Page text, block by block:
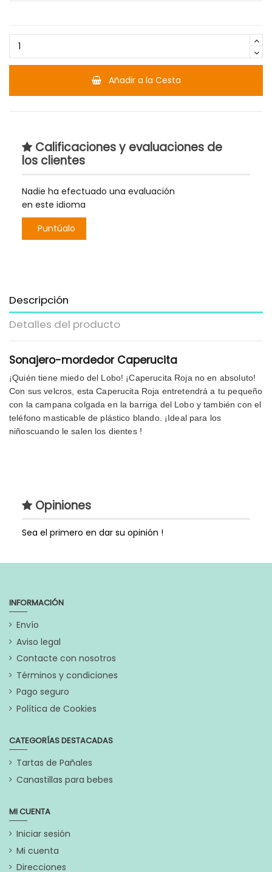
Añadir a la Cesta
Calificaciones y evaluaciones de
los clientes
Nadie ha efectuado una evaluación
en este idioma
Puntúalo
Descripción
Detalles del producto
Sonajero-mordedor Caperucita
¡Quién tiene miedo del Lobo! ¡Caperucita Roja no en absoluto!
Con sus velcros, esta Caperucita Roja entretendrá a tu pequeño
con la campana colgada en la barriga del Lobo y también con el
teléfono masticable de plástico blando. ¡Ideal para los
niñoscuando le salen los dientes !
Estilo de Regalo
Extras
Lo puedes agregar a
En stock 6 Artículos
Opiniones
Sea el primero en dar su opinión !
INFORMACIÓN
Envío
Aviso legal
Contacte con nosotros
Términos y condiciones
Pago seguro
Política de Cookies
CATEGORÍAS DESTACADAS
Tartas de Pañales
Canastillas para bebes
MI CUENTA
Iniciar sesión
Mi cuenta
Direcciones